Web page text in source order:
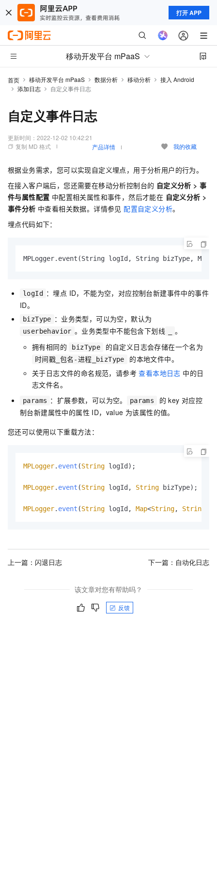
打开 APP
移动开发平台 mPaaS
首页 移动开发平台 mPaaS 数据分析 移动分析
接入 Android
添加日志
自定义事件日志
自定义事件日志
更新时间： 2022-12-02 10:42:21
复制 MD 格式
产品详情 我的收藏
根据业务需求，您可以实现自定义埋点，用于分析用户的行为。
在接入客户端后，您还需要在移动分析控制台的 自定义分析 > 事
件与属性配置 中配置相关属性和事件，然后才能在 自定义分析 >
事件分析 中查看相关数据。详情参见配置自定义分析。
埋点代码如下：
MPLogger.event(String logId, String bizType,
logId
：埋点 ID，不能为空，对应控制台新建事件中的事件
ID。
bizType ：业务类型，可以为空，默认为
userbehavior 。业务类型中不能包含下划线
。
拥有相同的
bizType 的自定义日志会存储在一个名为
时间戳_包名-进程_bizType
的本地文件中。
关于日志文件的命名规范，请参考查看本地日志 中的日
志文件名。
params ：扩展参数，可以为空。 params
的 key 对应控
制台新建属性中的属性 ID，value 为该属性的值。
您还可以使用以下重载方法：
MPLogger. event (String logId);
MPLogger. event (String logId, String bizType);
MPLogger. event (String logId, Map<String, String
上一篇： 闪退日志 下一篇： 自动化日志
该文章对您有帮助吗？
反馈